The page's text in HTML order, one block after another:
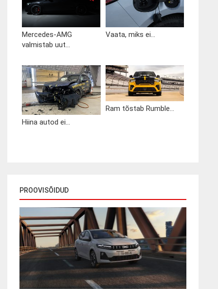
Mercedes-AMG
valmistab uut...
Vaata, miks ei...
Hiina autod ei...
Ram tõstab Rumble...
PROOVISÕIDUD